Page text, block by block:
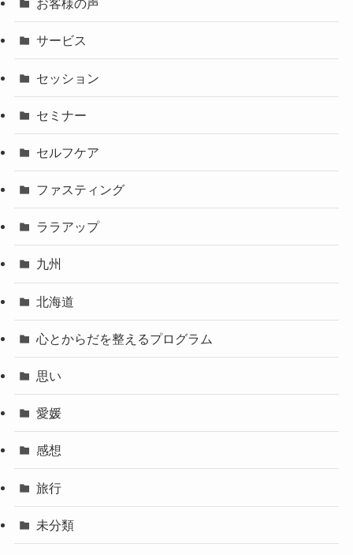
お客様の声
サービス
セッション
セミナー
セルフケア
ファスティング
ララアップ
九州
北海道
心とからだを整えるプログラム
思い
愛媛
感想
旅行
未分類